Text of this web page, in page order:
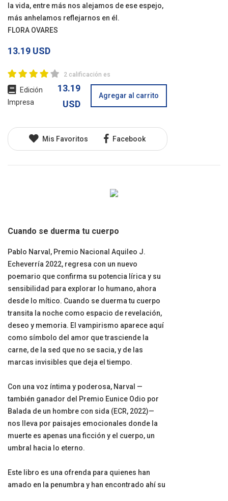
la vida, entre más nos alejamos de ese espejo,
más anhelamos reflejarnos en él.
FLORA OVARES
13.19 USD
2 calificación es
Edición
Impresa
13.19
USD
Agregar al carrito
Mis Favoritos Facebook
Cuando se duerma tu cuerpo
Pablo Narval, Premio Nacional Aquileo J.
Echeverría 2022, regresa con un nuevo
poemario que confirma su potencia lírica y su
sensibilidad para explorar lo humano, ahora
desde lo mítico. Cuando se duerma tu cuerpo
transita la noche como espacio de revelación,
deseo y memoria. El vampirismo aparece aquí
como símbolo del amor que trasciende la
carne, de la sed que no se sacia, y de las
marcas invisibles que deja el tiempo.
Con una voz íntima y poderosa, Narval —
también ganador del Premio Eunice Odio por
Balada de un hombre con sida (ECR, 2022)—
nos lleva por paisajes emocionales donde la
muerte es apenas una ficción y el cuerpo, un
umbral hacia lo eterno.
Este libro es una ofrenda para quienes han
amado en la penumbra y han encontrado ahí su